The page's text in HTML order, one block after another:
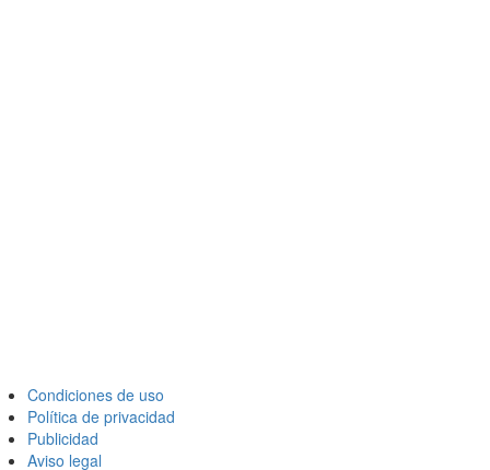
Condiciones de uso
Política de privacidad
Publicidad
Aviso legal